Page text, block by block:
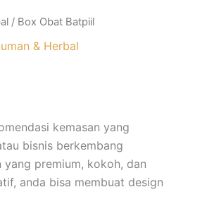
/ Box Obat Batpiil
& Herbal
kemasan yang
bisnis berkembang
yang premium, kokoh, dan
anda bisa membuat design